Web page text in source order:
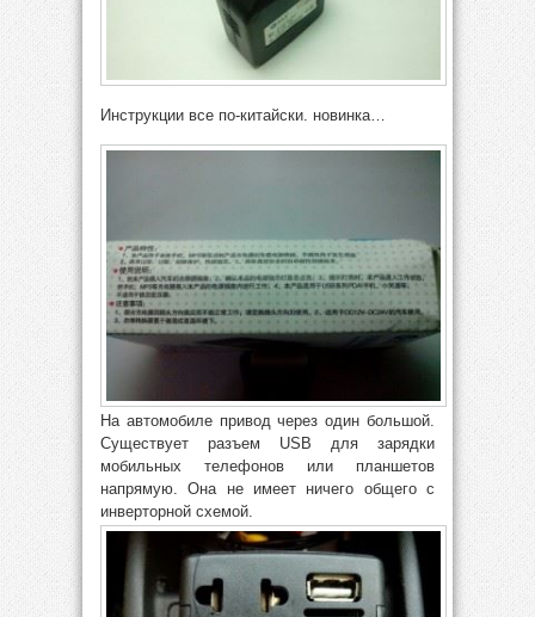
Инструкции все по-китайски. новинка…
На автомобиле привод через один большой.
Существует разъем USB для зарядки
мобильных телефонов или планшетов
напрямую. Она не имеет ничего общего с
инверторной схемой.